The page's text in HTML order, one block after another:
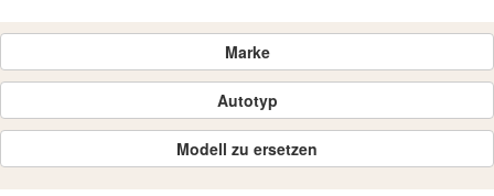
Marke
Autotyp
Modell zu ersetzen